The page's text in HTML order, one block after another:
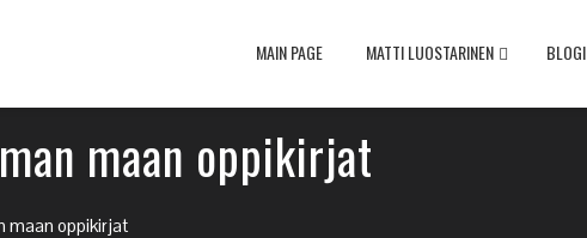
MAIN PAGE MATTI LUOSTARINEN BLOGI
maan oppikirjat
maan oppikirjat